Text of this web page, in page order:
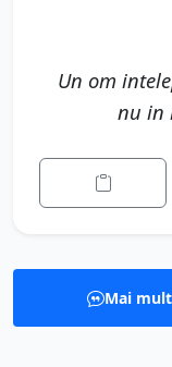
Un om
nu in
Mai